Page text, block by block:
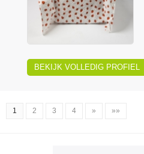
BEKIJK VOLLEDIG PROFIEL
1 2 3 4 » »»